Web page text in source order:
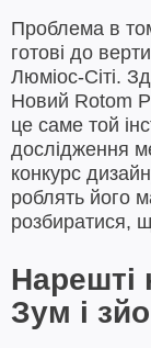
Проблема в
готові до
Люміос-Сіті.
Новий Rotom
це саме той
дослідження
конкурс
роблять його
розбиратися,
Нарешті
Зум і